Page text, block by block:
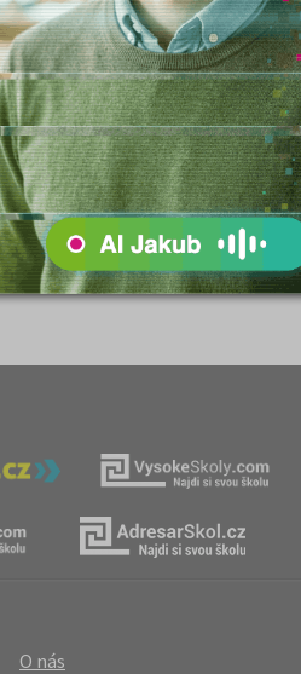
v elektronové struktuře
Havlíček Borovský: Tyrolské
O nás